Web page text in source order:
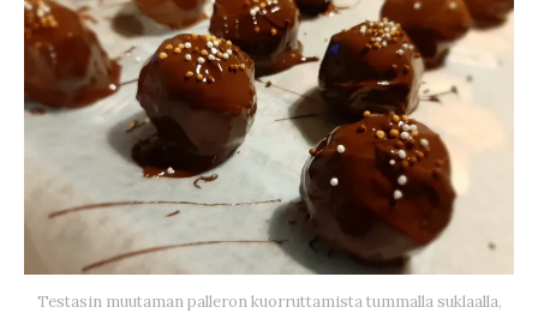
Testasin muutaman palleron kuorruttamista tummalla suklaalla,